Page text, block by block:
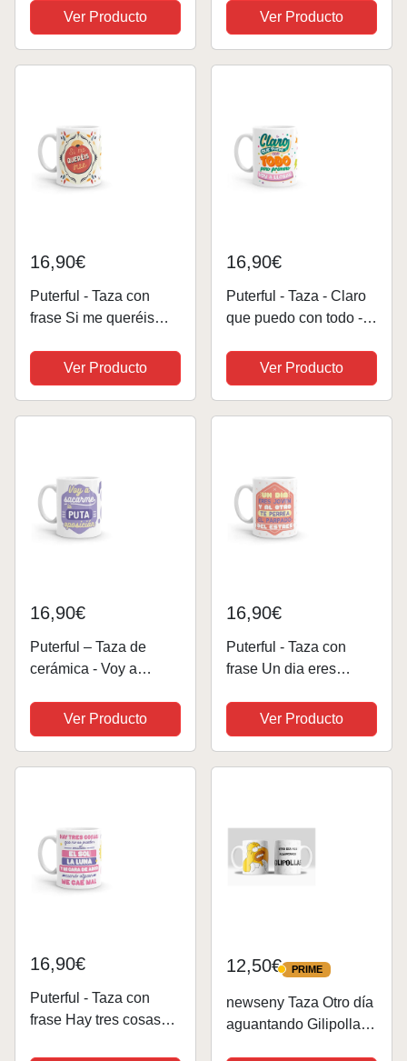
Ver Producto
originales para café -
Resistente al
microondas y
lavavajillas
Ver Producto
16,90€
Puterful - Taza con
frase Si me queréis
para café - Resistente
al microondas y
lavavajillas
Ver Producto
16,90€
Puterful - Taza - Claro
que puedo con todo -
- Resistente al
microondas y
lavavajillas
Ver Producto
16,90€
Puterful – Taza de
cerámica - Voy a
Tazas originales –
Tazas con mensajes
divertidos – Tazas
Ver Producto
16,90€
Puterful - Taza con
frase Un dia eres
originales para café -
Resistente al
microondas y
Ver Producto
16,90€
Puterful - Taza con
frase Hay tres cosas
12,50€ PRIME
PRIME
newseny Taza Otro día
aguantando Gilipollas